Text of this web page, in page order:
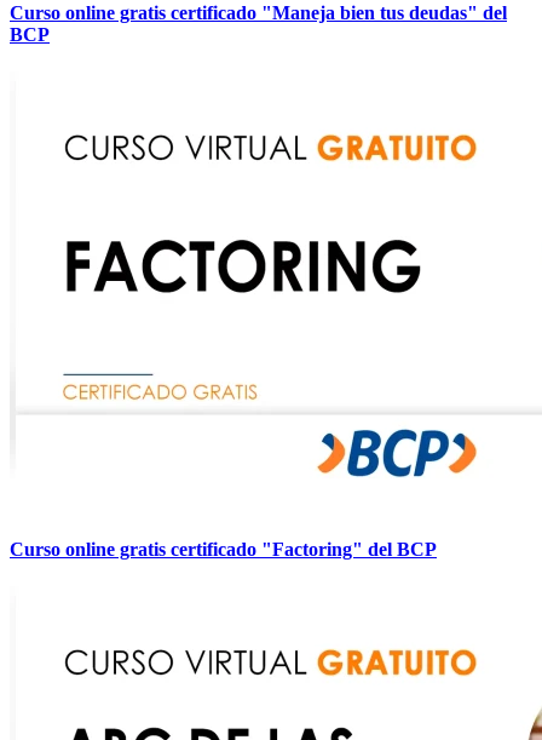
Curso online gratis certificado "Maneja bien tus deudas" del
BCP
Curso online gratis certificado "Factoring" del BCP